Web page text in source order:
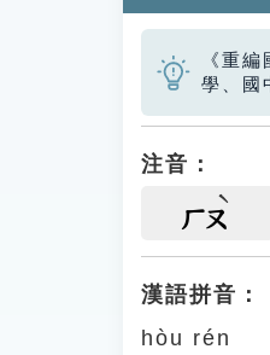
《重
學、國
注音：
ㄏㄡ
漢語拼音：
hòu rén